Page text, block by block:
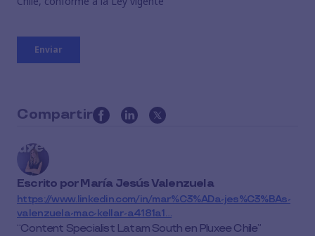
Compartir
this
article
on
social
media
Escrito porMaría Jesús Valenzuela
https://www.linkedin.com/in/mar%C3%ADa-jes%C3%BAs-
valenzuela-mac-kellar-a4181a1…
Content Specialist Latam South en Pluxee Chile